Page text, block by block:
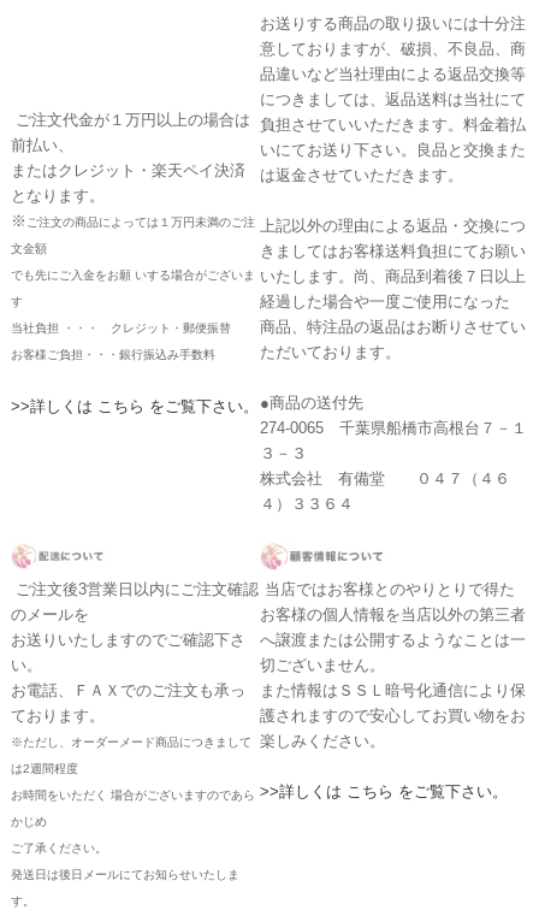
ご注文代金が１万円以上の場合は
前払い、
またはクレジット・楽天ペイ決済
となります。
※ ご注文の商品によっては１万円未満のご注
文金額
でも先にご入金をお願 いする場合がございま
す
当社負担 ・・・ クレジット・郵便振替
お客様ご負担・・・銀行振込み手数料
>>詳しくは こちら をご覧下さい。
お送りする商品の取り扱いには十分注
意しておりますが、破損、不良品、商
品違いなど当社理由による返品交換等
につきましては、返品送料は当社にて
負担させていいただきます。料金着払
いにてお送り下さい。良品と交換また
は返金させていただきます。
上記以外の理由による返品・交換につ
きましてはお客様送料負担にてお願い
いたします。尚、商品到着後７日以上
経過した場合や一度ご使用になった
商品、特注品の返品はお断りさせてい
ただいております。
●商品の送付先
274-0065 千葉県船橋市高根台７－１
３－３
株式会社 有備堂 ０４７（４６
４）３３６４
ご注文後3営業日以内にご注文確認
のメールを
お送りいたしますのでご確認下さ
い。
お電話、ＦＡＸでのご注文も承っ
ております。
※ただし、オーダーメード商品につきまして
は2週間程度
お時間をいただく 場合がございますのであら
かじめ
ご了承ください。
発送日は後日メールにてお知らせいたしま
す。
当店ではお客様とのやりとりで得た
お客様の個人情報を当店以外の第三者
へ譲渡または公開するようなことは一
切ございません。
また情報はＳＳＬ暗号化通信により保
護されますので安心してお買い物をお
楽しみください。
>>詳しくは こちら をご覧下さい。